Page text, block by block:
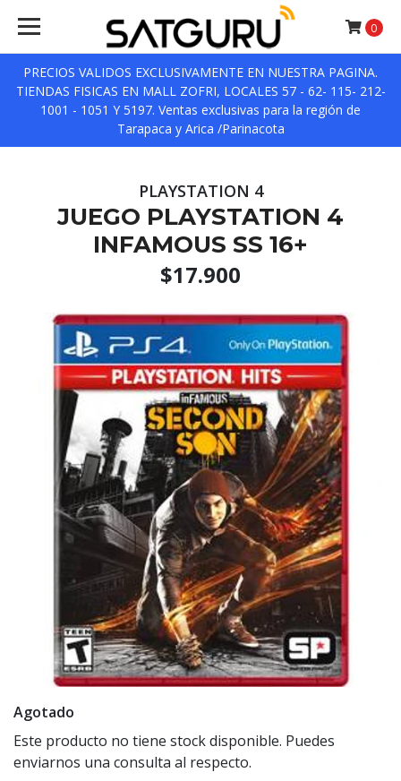
PRECIOS VALIDOS EXCLUSIVAMENTE EN NUESTRA PAGINA.
TIENDAS FISICAS EN MALL ZOFRI, LOCALES 57 - 62- 115- 212-
1001 - 1051 Y 5197. Ventas exclusivas para la región de
Tarapaca y Arica /Parinacota
0
PLAYSTATION 4
JUEGO PLAYSTATION 4
INFAMOUS SS 16+
$17.900
Agotado
Este producto no tiene stock disponible. Puedes
enviarnos una consulta al respecto.